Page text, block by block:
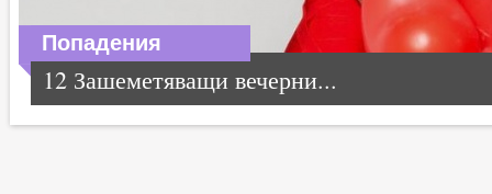
Попадения
12 Зашеметяващи вечерни...